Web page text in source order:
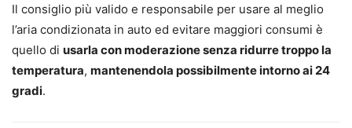
Il consiglio più valido e responsabile per usare al meglio
l’aria condizionata in auto ed evitare maggiori consumi è
quello di usarla con moderazione senza ridurre troppo la
temperatura, mantenendola possibilmente intorno ai 24
gradi.